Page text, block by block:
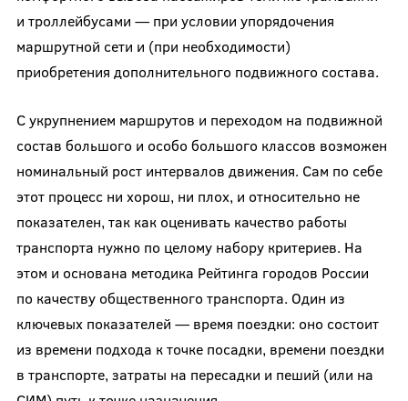
и троллейбусами — при условии упорядочения
маршрутной сети и (при необходимости)
приобретения дополнительного подвижного состава.
С укрупнением маршрутов и переходом на подвижной
состав большого и особо большого классов возможен
номинальный рост интервалов движения. Сам по себе
этот процесс ни хорош, ни плох, и относительно не
показателен, так как оценивать качество работы
транспорта нужно по целому набору критериев. На
этом и основана методика Рейтинга городов России
по качеству общественного транспорта. Один из
ключевых показателей — время поездки: оно состоит
из времени подхода к точке посадки, времени поездки
в транспорте, затраты на пересадки и пеший (или на